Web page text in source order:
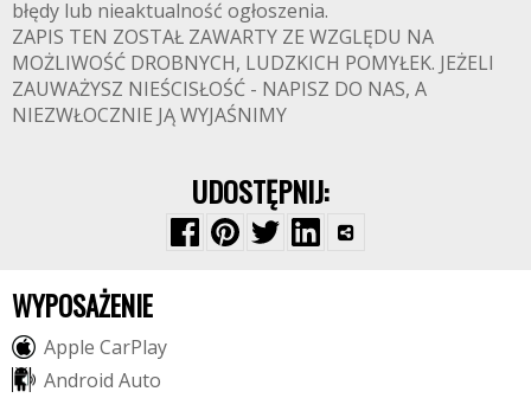
błędy lub nieaktualność ogłoszenia.
ZAPIS TEN ZOSTAŁ ZAWARTY ZE WZGLĘDU NA
MOŻLIWOŚĆ DROBNYCH, LUDZKICH POMYŁEK. JEŻELI
ZAUWAŻYSZ NIEŚCISŁOŚĆ - NAPISZ DO NAS, A
NIEZWŁOCZNIE JĄ WYJAŚNIMY
UDOSTĘPNIJ:
WYPOSAŻENIE
Apple CarPlay
Android Auto